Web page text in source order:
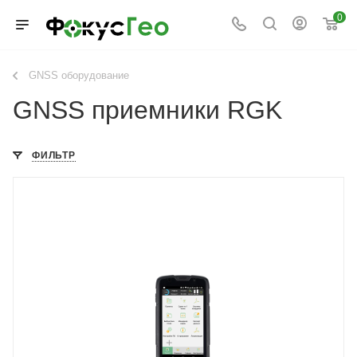
0
GNSS оборудование
GNSS приемники RGK
ФИЛЬТР